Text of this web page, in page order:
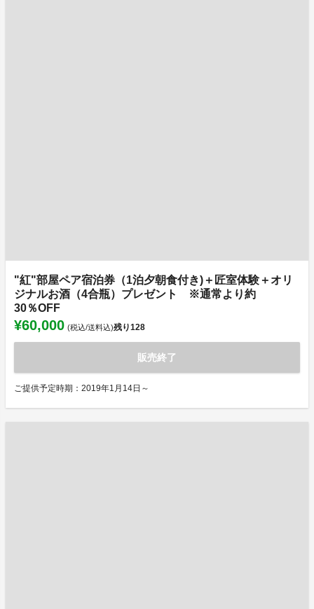
"紅"部屋ペア宿泊券（1泊夕朝食付き)＋匠室体験＋オリ
ジナルお酒（4合瓶）プレゼント ※通常より約
30％OFF
¥60,000 (税込/送料込)残り128
販売終了
ご提供予定時期：2019年1月14日～